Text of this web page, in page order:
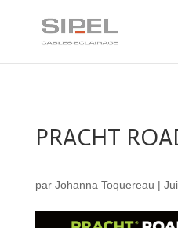
PRACHT
par Johanna Toquereau |